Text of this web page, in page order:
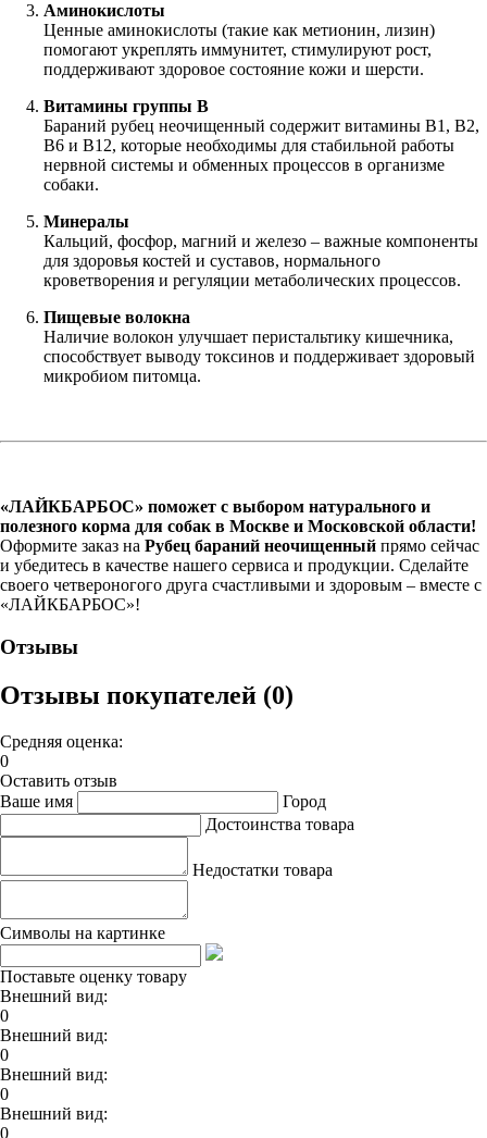
Аминокислоты
Ценные аминокислоты (такие как метионин, лизин)
помогают укреплять иммунитет, стимулируют рост,
поддерживают здоровое состояние кожи и шерсти.
Витамины группы B
Бараний рубец неочищенный содержит витамины B1, B2,
B6 и B12, которые необходимы для стабильной работы
нервной системы и обменных процессов в организме
собаки.
Минералы
Кальций, фосфор, магний и железо – важные компоненты
для здоровья костей и суставов, нормального
кроветворения и регуляции метаболических процессов.
Пищевые волокна
Наличие волокон улучшает перистальтику кишечника,
способствует выводу токсинов и поддерживает здоровый
микробиом питомца.
«ЛАЙКБАРБОС» поможет с выбором натурального и
полезного корма для собак в Москве и Московской области!
Оформите заказ на Рубец бараний неочищенный прямо сейчас
и убедитесь в качестве нашего сервиса и продукции. Сделайте
своего четвероногого друга счастливыми и здоровым – вместе с
«ЛАЙКБАРБОС»!
Отзывы
Отзывы покупателей (0)
Средняя оценка:
0
Оставить отзыв
Ваше имя
Город
Достоинства товара
Недостатки товара
Символы на картинке
Поставьте оценку товару
Внешний вид:
0
Внешний вид:
0
Внешний вид:
0
Внешний вид:
0